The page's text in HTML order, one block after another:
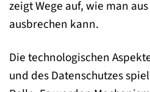
zeigt Wege auf, wie man
ausbrechen kann.
Die technologischen
und des Datenschutzes